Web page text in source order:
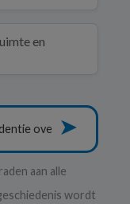
en
➤
aan alle
wordt